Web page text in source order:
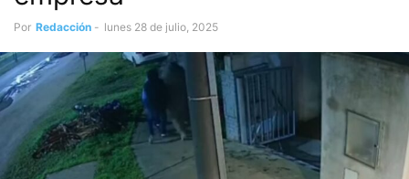
Por Redacción - lunes 28 de julio, 2025